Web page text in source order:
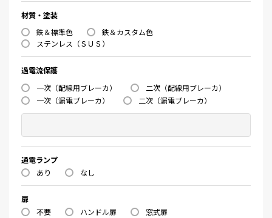
材質・塗装
鉄＆標準色
鉄＆カスタム色
ステンレス（ＳＵＳ）
過電流保護
一次（配線用ブレーカ）
二次（配線用ブレーカ）
一次（漏電ブレーカ）
二次（漏電ブレーカ）
通電ランプ
あり
なし
扉
不要
ハンドル扉 窓式扉